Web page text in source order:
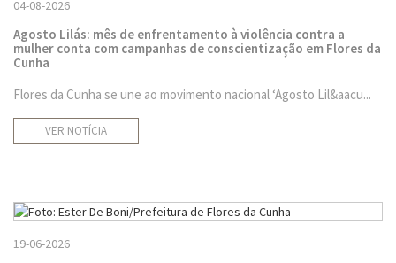
04-08-2026
Agosto Lilás: mês de enfrentamento à violência contra a
mulher conta com campanhas de conscientização em Flores da
Cunha
Flores da Cunha se une ao movimento nacional ‘Agosto Lil&aacu...
VER NOTÍCIA
19-06-2026